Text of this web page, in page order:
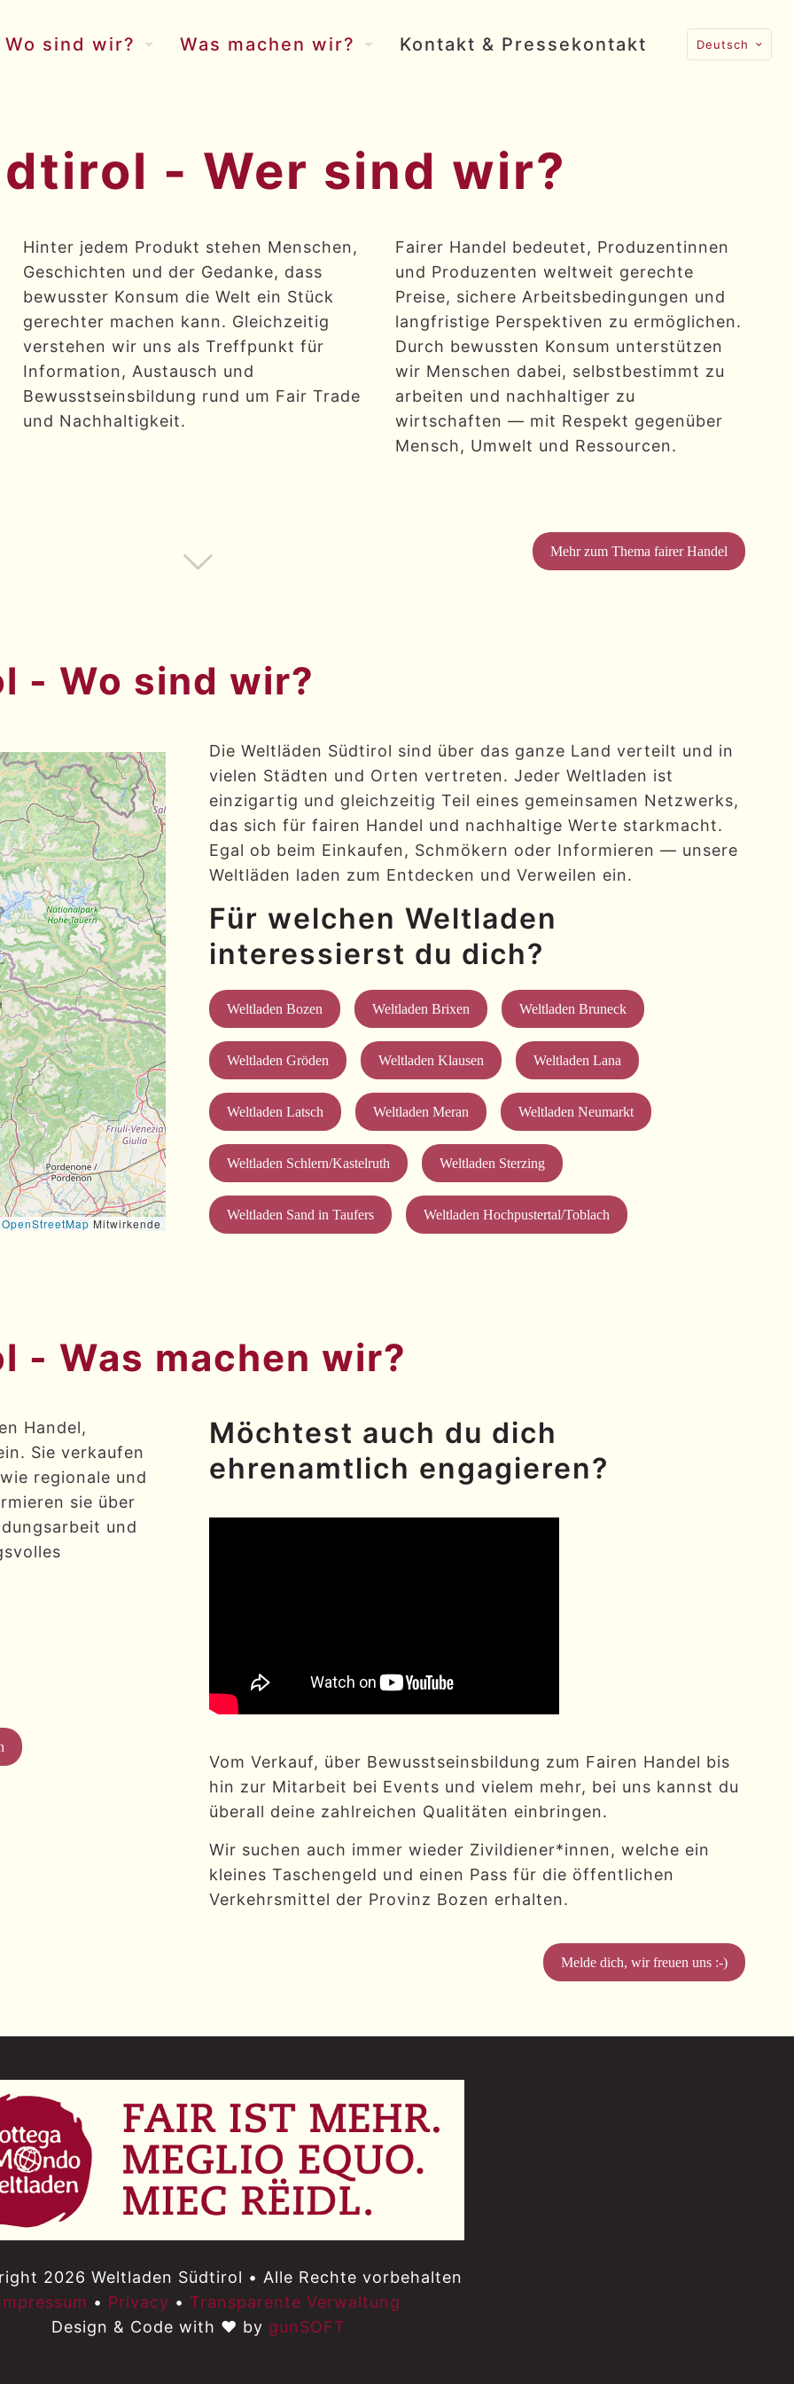
Wo sind wir? Was machen wir? Kontakt & Pressekontakt Deutsch
- Wer sind wir?
Hinter jedem Produkt stehen Menschen,
Geschichten und der Gedanke, dass
bewusster Konsum die Welt ein Stück
gerechter machen kann. Gleichzeitig
verstehen wir uns als Treffpunkt für
Information, Austausch und
Bewusstseinsbildung rund um Fair Trade
und Nachhaltigkeit.
Fairer Handel bedeutet, Produzentinnen
und Produzenten weltweit gerechte
Preise, sichere Arbeitsbedingungen und
langfristige Perspektiven zu ermöglichen.
Durch bewussten Konsum unterstützen
wir Menschen dabei, selbstbestimmt zu
arbeiten und nachhaltiger zu
wirtschaften — mit Respekt gegenüber
Mensch, Umwelt und Ressourcen.
Mehr zum Thema fairer Handel
- Wo sind wir?
OpenStreetMapMitwirkende
Die Weltläden Südtirol sind über das ganze Land verteilt und in
vielen Städten und Orten vertreten. Jeder Weltladen ist
einzigartig und gleichzeitig Teil eines gemeinsamen Netzwerks,
das sich für fairen Handel und nachhaltige Werte starkmacht.
Egal ob beim Einkaufen, Schmökern oder Informieren — unsere
Weltläden laden zum Entdecken und Verweilen ein.
Für welchen Weltladen
interessierst du dich?
Weltladen Bozen Weltladen Brixen Weltladen Bruneck
Weltladen Gröden Weltladen Klausen Weltladen Lana
Weltladen Latsch Weltladen Meran Weltladen Neumarkt
Weltladen Schlern/Kastelruth Weltladen Sterzing
Weltladen Sand in Taufers Weltladen Hochpustertal/Toblach
- Was machen wir?
Handel,
Sie verkaufen
regionale und
sie über
und
Möchtest auch du dich
ehrenamtlich engagieren?
Vom Verkauf, über Bewusstseinsbildung zum Fairen Handel bis
hin zur Mitarbeit bei Events und vielem mehr, bei uns kannst du
überall deine zahlreichen Qualitäten einbringen.
Wir suchen auch immer wieder Zivildiener*innen, welche ein
kleines Taschengeld und einen Pass für die öffentlichen
Verkehrsmittel der Provinz Bozen erhalten.
Melde dich, wir freuen uns :-)
2026 Weltladen Südtirol • Alle Rechte vorbehalten
• Privacy • Transparente Verwaltung
Design & Code with ♥ by gunSOFT